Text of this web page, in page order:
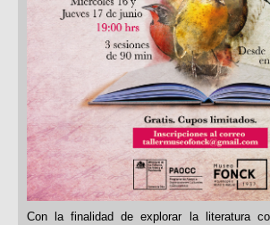
Con la finalidad de explorar la literatura